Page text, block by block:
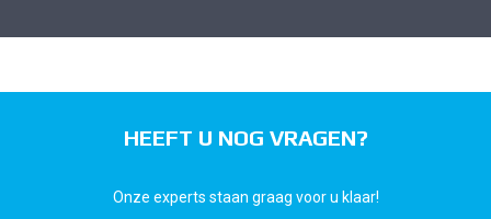
HEEFT U NOG VRAGEN?
Onze experts staan graag voor u klaar!